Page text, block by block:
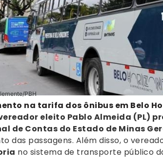
PBH
na tarifa dos ônibus em Belo
eleito Pablo Almeida (PL)
de Contas do Estado de Minas
das passagens. Além disso, o
no sistema de transporte público